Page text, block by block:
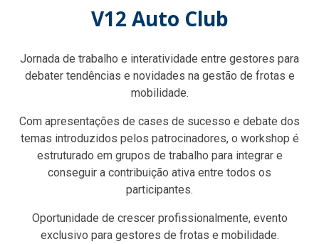
V12 Auto Club
Jornada de trabalho e interatividade entre gestores para
debater tendências e novidades na gestão de frotas e
mobilidade.
Com apresentações de cases de sucesso e debate dos
temas introduzidos pelos patrocinadores, o workshop é
estruturado em grupos de trabalho para integrar e
conseguir a contribuição ativa entre todos os
participantes.
Oportunidade de crescer profissionalmente, evento
exclusivo para gestores de frotas e mobilidade.